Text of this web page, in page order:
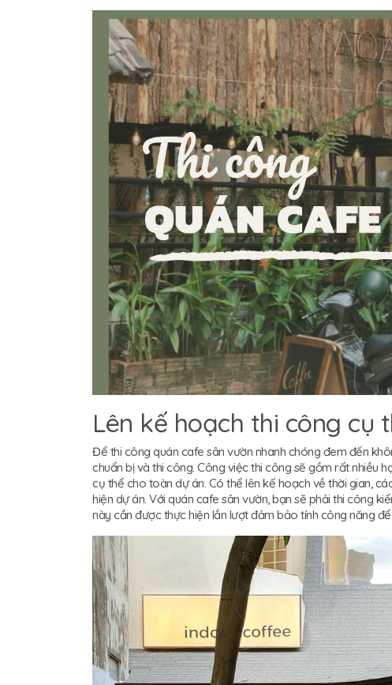
Lên kế hoạch thi công cụ
Để thi công quán cafe sân vườn nhanh chóng đem đến
chuẩn bị và thi công. Công việc thi công sẽ gồm rất nhiều
cụ thể cho toàn dự án. Có thể lên kế hoạch về thời gian,
hiện dự án. Với quán cafe sân vườn, bạn sẽ phải thi công
này cần được thực hiện lần lượt đảm bảo tính công năng